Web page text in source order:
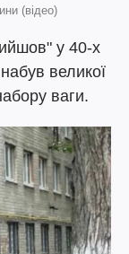
(відео)
у 40-х
великої
ваги.